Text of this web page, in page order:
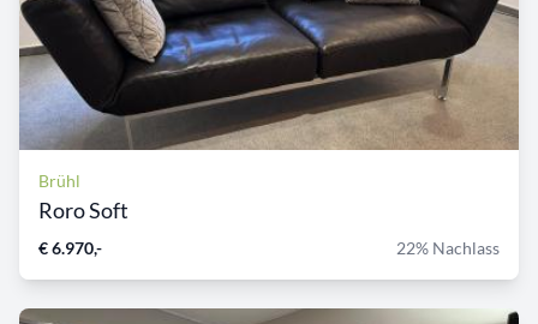
Brühl
Roro Soft
€ 6.970,- 22% Nachlass